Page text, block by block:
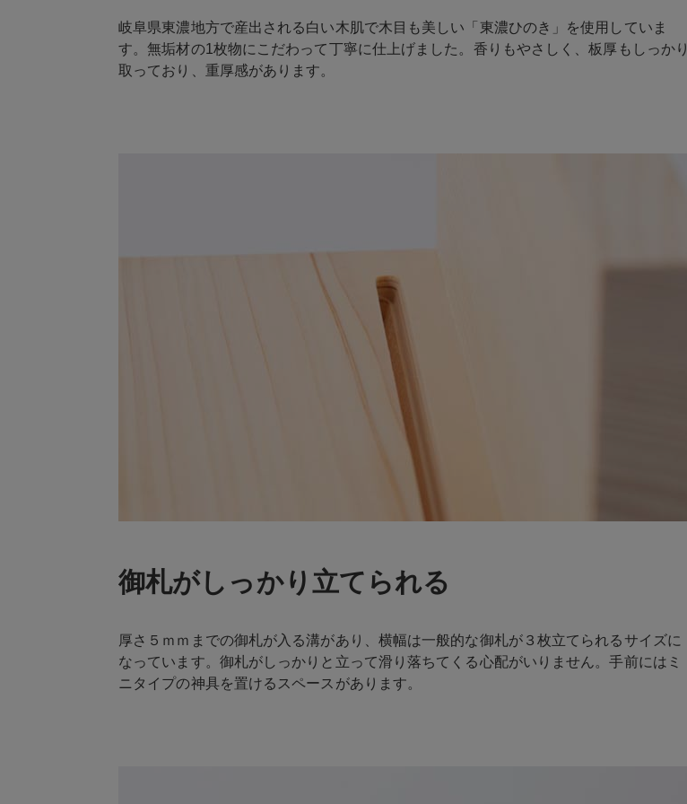
岐阜県東濃地方で産出される白い木肌で木目も美しい「東濃ひのき」を使用していま
す。無垢材の1枚物にこだわって丁寧に仕上げました。香りもやさしく、板厚もしっかり
取っており、重厚感があります。
御札がしっかり立てられる
厚さ５ｍｍまでの御札が入る溝があり、横幅は一般的な御札が３枚立てられるサイズに
なっています。御札がしっかりと立って滑り落ちてくる心配がいりません。手前にはミ
ニタイプの神具を置けるスペースがあります。